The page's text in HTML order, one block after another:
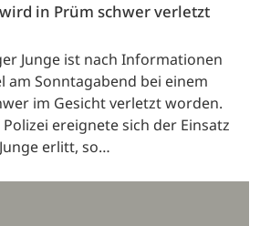
in Prüm schwer verletzt
Junge ist nach Informationen
am Sonntagabend bei einem
im Gesicht verletzt worden.
ereignete sich der Einsatz
erlitt, so…